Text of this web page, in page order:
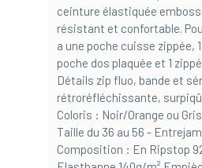
ceinture élastiquée
résistant et confortable.
a une poche cuisse zippée,
poche dos plaquée et 1
Détails zip fluo, bande et
rétroréfléchissante,
Coloris : Noir/Orange ou
Taille du 36 au 56 -
Composition : En Ripstop